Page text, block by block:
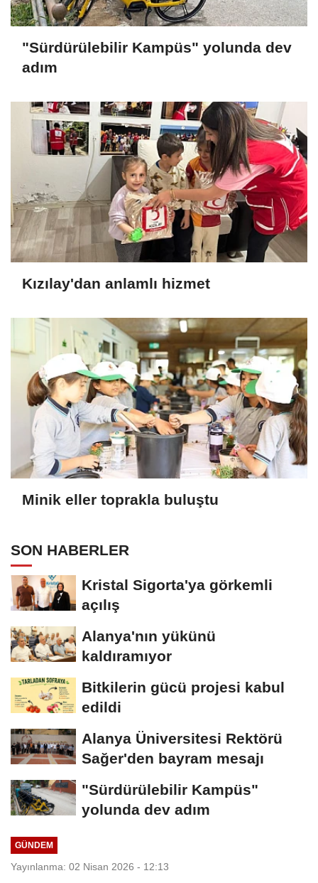
"Sürdürülebilir Kampüs" yolunda dev
adım
Kızılay'dan anlamlı hizmet
Minik eller toprakla buluştu
SON HABERLER
Kristal Sigorta'ya görkemli
açılış
Alanya'nın yükünü
kaldıramıyor
Bitkilerin gücü projesi kabul
edildi
Alanya Üniversitesi Rektörü
Sağer'den bayram mesajı
"Sürdürülebilir Kampüs"
yolunda dev adım
GÜNDEM
Yayınlanma: 02 Nisan 2026 - 12:13